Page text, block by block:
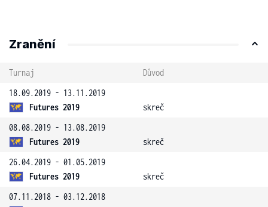
Zranění
Turnaj
Důvod
18.09.2019 - 13.11.2019
Futures 2019
skreč
08.08.2019 - 13.08.2019
Futures 2019
skreč
26.04.2019 - 01.05.2019
Futures 2019
skreč
07.11.2018 - 03.12.2018